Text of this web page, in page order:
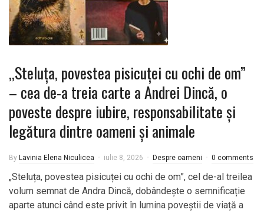
,,Steluța, povestea pisicuței cu ochi de om”
– cea de-a treia carte a Andrei Dincă, o
poveste despre iubire, responsabilitate și
legătura dintre oameni și animale
By Lavinia Elena Niculicea iulie 8, 2026 Despre oameni 0 comments
„Steluța, povestea pisicuței cu ochi de om”, cel de-al treilea
volum semnat de Andra Dincă, dobândește o semnificație
aparte atunci când este privit în lumina poveștii de viață a